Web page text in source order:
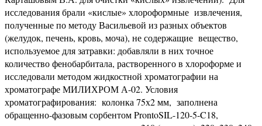
исследования брали «кислые» хлороформные извлечения,
полученные по методу Васильевой из разных объектов
(желудок, печень, кровь, моча), не содержащие вещество,
используемое для затравки: добавляли в них точное
количество фенобарбитала, растворенного в хлороформе и
исследовали методом жидкостной хроматографии на
хроматографе МИЛИХРОМ А-02. Условия
хроматографирования: колонка 75х2 мм, заполнена
обращенно-фазовым сорбентом ProntoSIL-120-5-C18,